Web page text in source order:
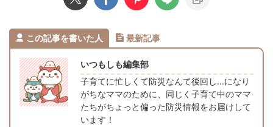
この記事を書いた人 最新記事
いつもしも編集部
子育てに忙しくて防災なんて後回し…になり
がちなママのために、同じく子育て中のママ
たちがちょっと偏った防災情報をお届けして
います！